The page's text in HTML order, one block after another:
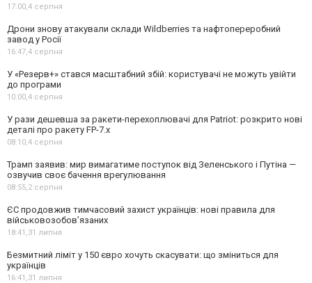
17:00,4 серпня
Дрони знову атакували склади Wildberries та нафтопереробний
завод у Росії
16:47,4 серпня
У «Резерв+» стався масштабний збій: користувачі не можуть увійти
до програми
10:00,4 серпня
У рази дешевша за ракети-перехоплювачі для Patriot: розкрито нові
деталі про ракету FP-7.x
08:10,4 серпня
Трамп заявив: мир вимагатиме поступок від Зеленського і Путіна —
озвучив своє бачення врегулювання
08:55,2 серпня
ЄС продовжив тимчасовий захист українців: нові правила для
військовозобов’язаних
18:41,31 липня
Безмитний ліміт у 150 євро хочуть скасувати: що зміниться для
українців
16:41,31 липня